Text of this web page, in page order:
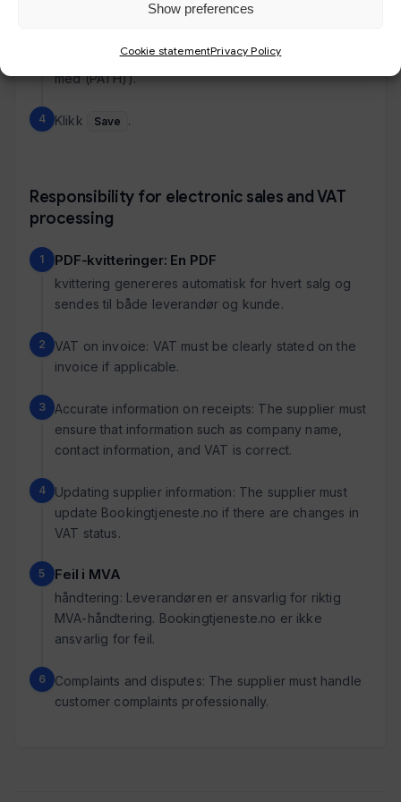
Show preferences
Cookie statementPrivacy Policy
dokumentet fra nedtrekkslisten (velg versjonen
med (PATH)).
Klikk Save .
Responsibility for electronic sales and VAT
processing
PDF-kvitteringer: En PDF
kvittering genereres automatisk for hvert salg og
sendes til både leverandør og kunde.
VAT on invoice: VAT must be clearly stated on the
invoice if applicable.
Accurate information on receipts: The supplier must
ensure that information such as company name,
contact information, and VAT is correct.
Updating supplier information: The supplier must
update Bookingtjeneste.no if there are changes in
VAT status.
Feil i MVA
håndtering: Leverandøren er ansvarlig for riktig
MVA-håndtering. Bookingtjeneste.no er ikke
ansvarlig for feil.
Complaints and disputes: The supplier must handle
customer complaints professionally.